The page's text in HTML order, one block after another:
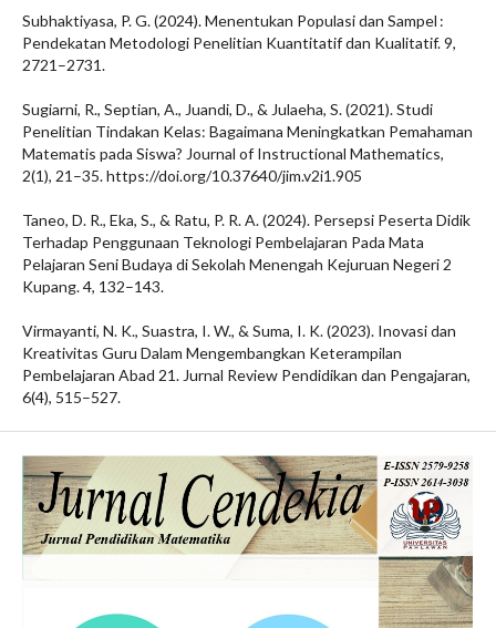
Subhaktiyasa, P. G. (2024). Menentukan Populasi dan Sampel :
Pendekatan Metodologi Penelitian Kuantitatif dan Kualitatif. 9,
2721–2731.
Sugiarni, R., Septian, A., Juandi, D., & Julaeha, S. (2021). Studi
Penelitian Tindakan Kelas: Bagaimana Meningkatkan Pemahaman
Matematis pada Siswa? Journal of Instructional Mathematics,
2(1), 21–35. https://doi.org/10.37640/jim.v2i1.905
Taneo, D. R., Eka, S., & Ratu, P. R. A. (2024). Persepsi Peserta Didik
Terhadap Penggunaan Teknologi Pembelajaran Pada Mata
Pelajaran Seni Budaya di Sekolah Menengah Kejuruan Negeri 2
Kupang. 4, 132–143.
Virmayanti, N. K., Suastra, I. W., & Suma, I. K. (2023). Inovasi dan
Kreativitas Guru Dalam Mengembangkan Keterampilan
Pembelajaran Abad 21. Jurnal Review Pendidikan dan Pengajaran,
6(4), 515–527.